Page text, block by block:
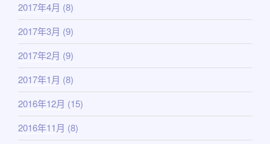
2017年4月 (8)
2017年3月 (9)
2017年2月 (9)
2017年1月 (8)
2016年12月 (15)
2016年11月 (8)